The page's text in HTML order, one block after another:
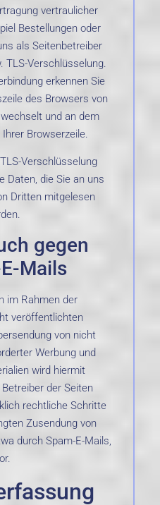
vertraulicher
Bestellungen oder
als Seitenbetreiber
TLS-Verschlüsselung.
erkennen Sie
des Browsers von
wechselt und an dem
Browserzeile.
Verschlüsselung
Daten, die Sie an uns
Dritten mitgelesen
gegen
Mails
im Rahmen der
veröffentlichten
von nicht
Werbung und
wird hiermit
der Seiten
rechtliche Schritte
Zusendung von
durch Spam-E-Mails,